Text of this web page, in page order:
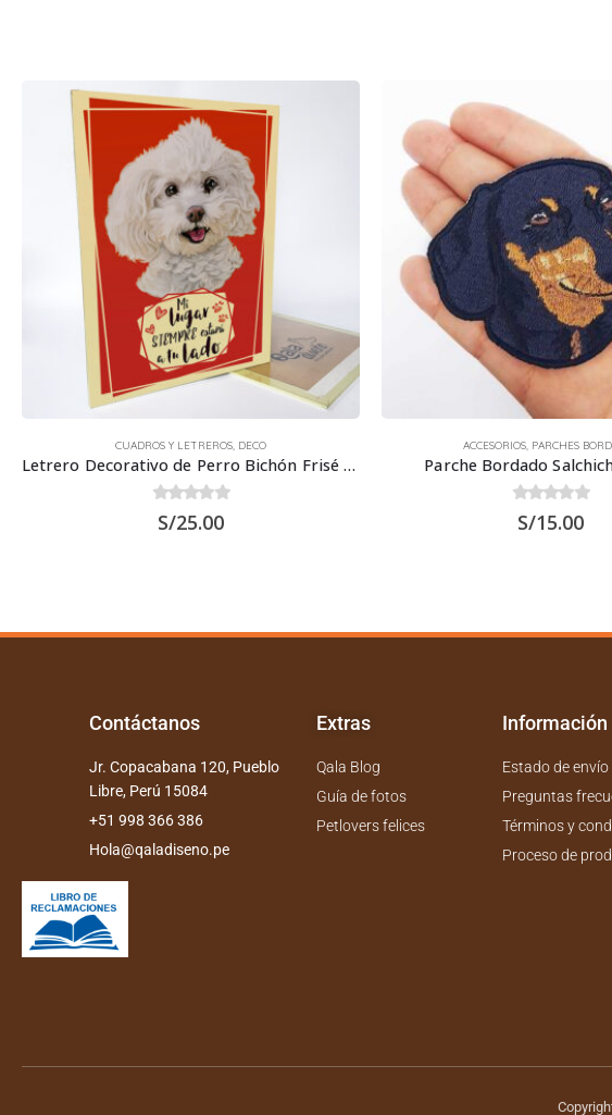
CUADROS Y LETREROS, DECO
Letrero Decorativo de Perro Bichón Frisé 30×22.5 cms
out of 5
S/25.00
ACCESORIOS, PARCHES
Parche Bordado
out of 5
S/15.00
Contáctanos
Jr. Copacabana 120, Pueblo
Libre, Perú 15084
+51 998 366 386
Hola@qaladiseno.pe
Extras
Qala Blog
Guía de fotos
Petlovers felices
Información
Estado de envío
Preguntas
Términos y
Proceso de